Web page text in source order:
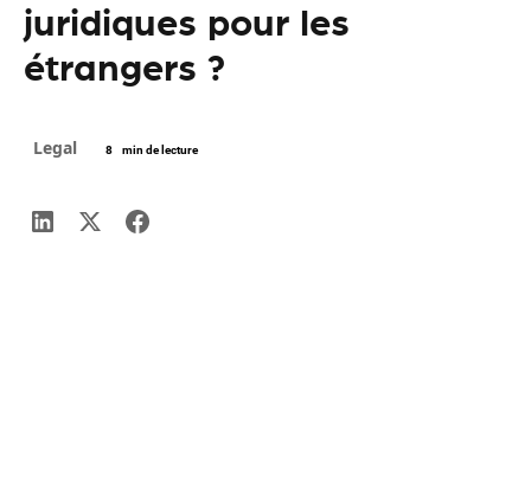
juridiques pour les
étrangers ?
Legal 8 min de lecture